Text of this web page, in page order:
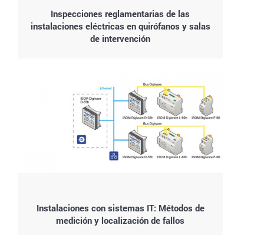
Inspecciones reglamentarias de las
instalaciones eléctricas en quirófanos y salas
de intervención
Instalaciones con sistemas IT: Métodos de
medición y localización de fallos